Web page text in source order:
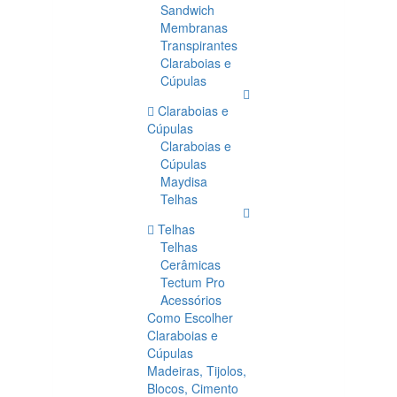
Sandwich
Membranas
Transpirantes
Claraboias e
Cúpulas
Claraboias e
Cúpulas
Claraboias e
Cúpulas
Maydisa
Telhas
Telhas
Telhas
Cerâmicas
Tectum Pro
Acessórios
Como Escolher
Claraboias e
Cúpulas
Madeiras, Tijolos,
Blocos, Cimento